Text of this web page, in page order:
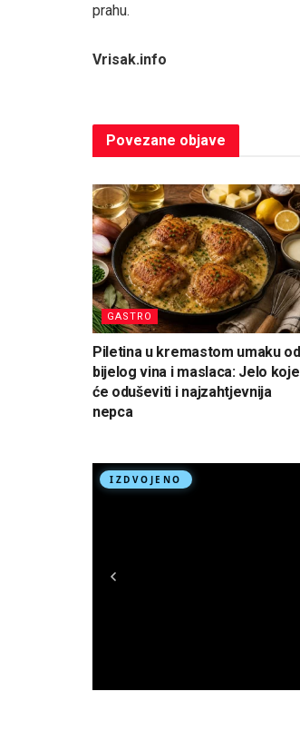
prahu.
Vrisak.info
Povezane objave
GASTRO
Piletina u kremastom umaku od
bijelog vina i maslaca: Jelo koje
će oduševiti i najzahtjevnija
nepca